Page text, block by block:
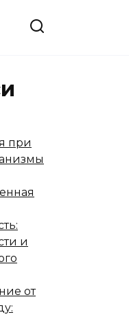
при
и
от